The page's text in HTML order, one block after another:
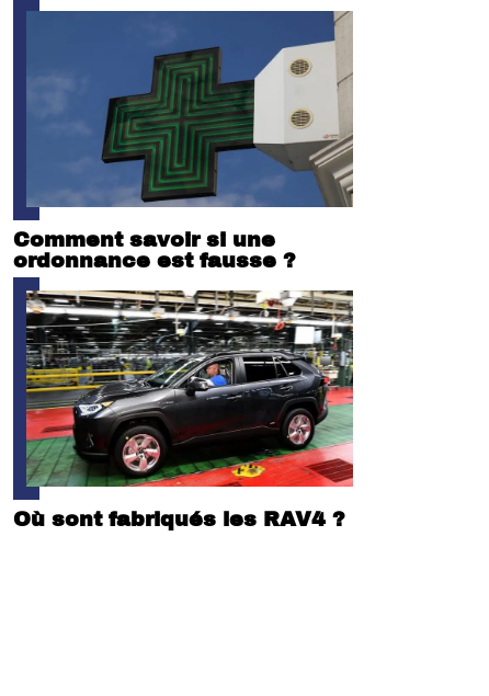
Comment savoir si une
ordonnance est fausse ?
Où sont fabriqués les RAV4 ?